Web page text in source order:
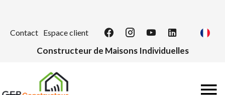
Contact Espace client
Constructeur de Maisons Individuelles